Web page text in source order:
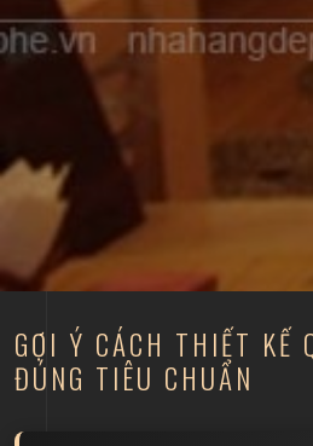
GỢI Ý CÁCH THIẾT KẾ
ĐÚNG TIÊU CHUẨN